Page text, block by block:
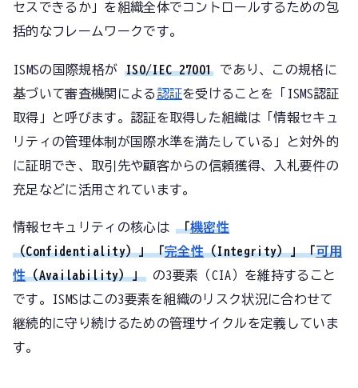
セスできるか」を組織全体でコントロールするための包
括的なフレームワークです。
ISMSの国際規格が ISO/IEC 27001であり、この規格に
基づいて審査機関による認証を受けることを「ISMS認証
取得」と呼びます。認証を取得した組織は「情報セキュ
リティの管理体制が国際水準を満たしている」と対外的
に証明でき、取引先や顧客からの信頼獲得、入札要件の
充足などに活用されています。
情報セキュリティの核心は「機密性
（Confidentiality）」「完全性（Integrity）」「可用
性（Availability）」の3要素（CIA）を維持すること
です。ISMSはこの3要素を組織のリスク状況に合わせて
継続的に守り続けるための管理サイクルを定義していま
す。